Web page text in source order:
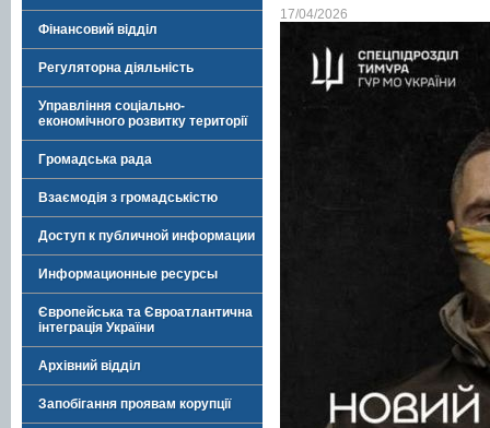
Фінансовий відділ
Регуляторна діяльність
Управління соціально-
економічного розвитку території
Громадська рада
Взаємодія з громадськістю
Доступ к публичной информации
Информационные ресурсы
Європейська та Євроатлантична
інтеграція України
Архівний відділ
Запобігання проявам корупції
17/04/2026